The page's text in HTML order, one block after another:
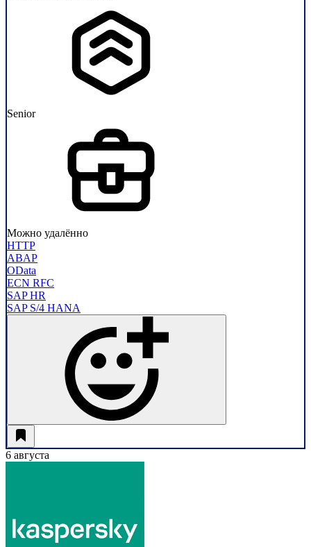
Senior
Можно удалённо
HTTP
ABAP
OData
ECN RFC
SAP HR
SAP S/4 HANA
6 августа